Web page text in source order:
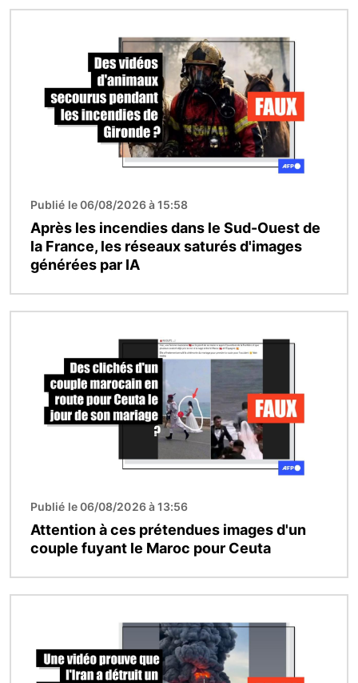
Publié le 06/08/2026 à 15:58
Après les incendies dans le Sud-Ouest de
la France, les réseaux saturés d'images
générées par IA
Publié le 06/08/2026 à 13:56
Attention à ces prétendues images d'un
couple fuyant le Maroc pour Ceuta